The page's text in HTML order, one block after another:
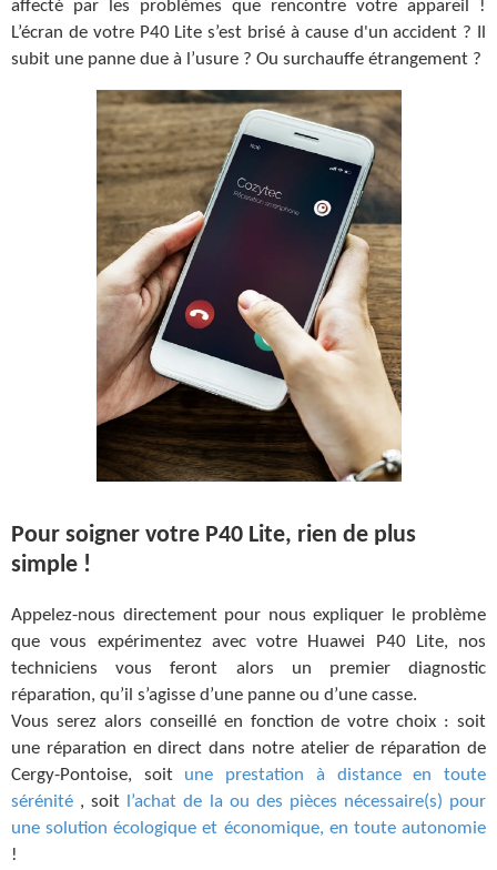
affecté par les problèmes que rencontre votre appareil !
L’écran de votre P40 Lite s’est brisé à cause d'un accident ? Il
subit une panne due à l’usure ? Ou surchauffe étrangement ?
Pour soigner votre P40 Lite, rien de plus
simple !
Appelez-nous directement pour nous expliquer le problème
que vous expérimentez avec votre Huawei P40 Lite, nos
techniciens vous feront alors un premier diagnostic
réparation, qu’il s’agisse d’une panne ou d’une casse.
Vous serez alors conseillé en fonction de votre choix : soit
une réparation en direct dans notre atelier de réparation de
Cergy-Pontoise, soit une prestation à distance en toute
sérénité , soit
l’achat de la ou des pièces nécessaire(s) pour
une solution écologique et économique, en toute autonomie
!